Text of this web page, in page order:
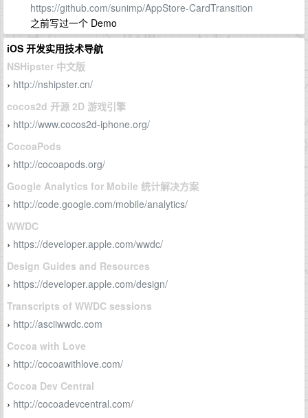
https://github.com/sunimp/AppStore-CardTransition
之前写过一个 Demo
iOS 开发实用技术导航
NSHipster 中文版
› http://nshipster.cn/
cocos2d 开源 2D 游戏引擎
› http://www.cocos2d-iphone.org/
CocoaPods
› http://cocoapods.org/
Google Analytics for Mobile 统计解决方案
› http://code.google.com/mobile/analytics/
WWDC
› https://developer.apple.com/wwdc/
Design Guides and Resources
› https://developer.apple.com/design/
Transcripts of WWDC sessions
› http://asciiwwdc.com
Cocoa with Love
› http://cocoawithlove.com/
Cocoa Dev Central
› http://cocoadevcentral.com/